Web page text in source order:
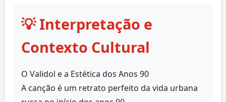
💡 Interpretação e
Contexto Cultural
O Validol e a Estética dos Anos 90
A canção é um retrato perfeito da vida urbana